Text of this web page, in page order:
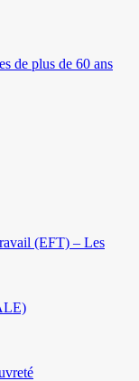
de plus de 60 ans
(EFT) – Les